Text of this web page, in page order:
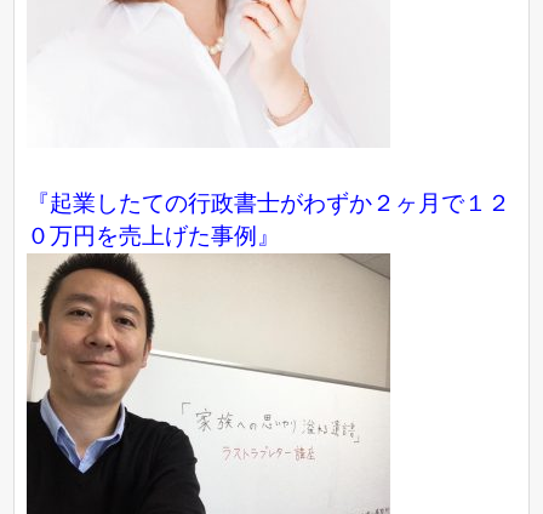
『起業したての行政書士がわずか２ヶ月で１２
０万円を売上げた事例』